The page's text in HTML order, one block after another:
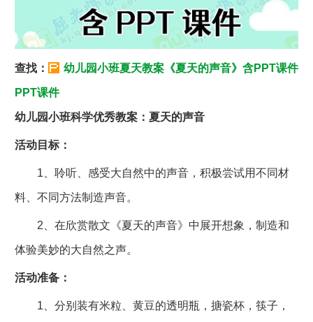
查找： 幼儿园小班夏天教案《夏天的声音》含PPT课件
PPT课件
幼儿园小班科学优秀教案：夏天的声音
活动目标：
1、聆听、感受大自然中的声音，积极尝试用不同材
料、不同方法制造声音。
2、在欣赏散文《夏天的声音》中展开想象，制造和
体验美妙的大自然之声。
活动准备：
1、分别装有米粒、黄豆的透明瓶，搪瓷杯，筷子，